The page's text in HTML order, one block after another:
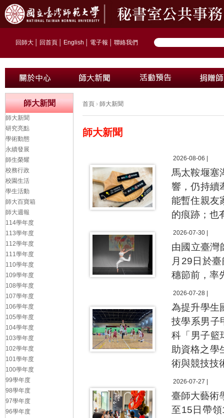
回師大 回首頁 English 電子報 聯絡我們
首頁 › 師大新聞
師大新聞
2026-08-06 |
馬太鞍堰塞
響，仍持續
能暫住親友
的痕跡；也
2026-07-30 |
由國立臺灣
月29日於
穗節前，率
2026-07-28 |
為提升學生
技學系男子
科「男子籃
助資格之學
術與競技技
2026-07-27 |
臺師大藝術
至15日帶
師大新聞
師大新聞
研究亮點
學術動態
永續發展
師生榮耀
校務行政
校園生活
學生活動
師大百寶箱
師大週報
114學年度
113學年度
112學年度
111學年度
110學年度
109學年度
108學年度
107學年度
106學年度
105學年度
104學年度
103學年度
102學年度
101學年度
100學年度
99學年度
98學年度
97學年度
96學年度